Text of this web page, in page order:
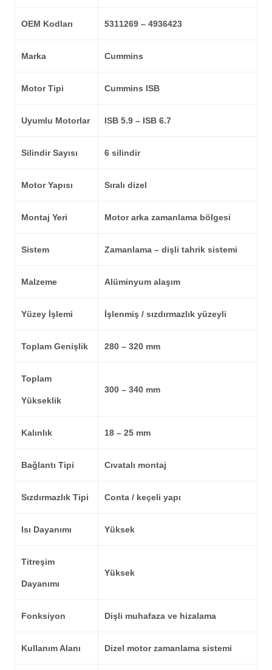
OEM Kodları 5311269 – 4936423
Marka Cummins
Motor Tipi Cummins ISB
Uyumlu Motorlar ISB 5.9 – ISB 6.7
Silindir Sayısı 6 silindir
Motor Yapısı Sıralı dizel
Montaj Yeri Motor arka zamanlama bölgesi
Sistem Zamanlama – dişli tahrik sistemi
Malzeme Alüminyum alaşım
Yüzey İşlemi İşlenmiş / sızdırmazlık yüzeyli
Toplam Genişlik 280 – 320 mm
Toplam
Yükseklik
300 – 340 mm
Kalınlık 18 – 25 mm
Bağlantı Tipi Cıvatalı montaj
Sızdırmazlık Tipi Conta / keçeli yapı
Isı Dayanımı Yüksek
Titreşim
Dayanımı
Yüksek
Fonksiyon Dişli muhafaza ve hizalama
Kullanım Alanı Dizel motor zamanlama sistemi